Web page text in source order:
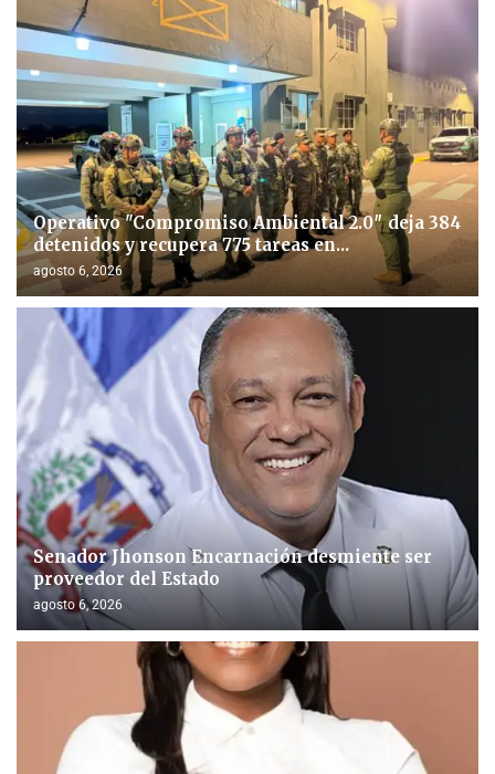
Operativo "Compromiso Ambiental 2.0″ deja 384
detenidos y recupera 775 tareas en...
agosto 6, 2026
Senador Jhonson Encarnación desmiente ser
proveedor del Estado
agosto 6, 2026